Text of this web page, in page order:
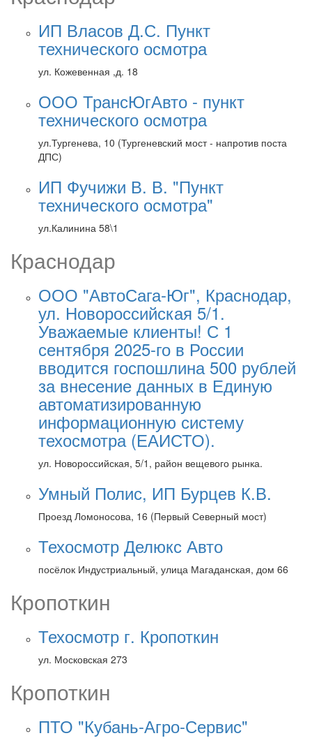
ИП Власов Д.С. Пункт
технического осмотра
ул. Кожевенная ,д. 18
ООО ТрансЮгАвто - пункт
технического осмотра
ул.Тургенева, 10 (Тургеневский мост - напротив поста
ДПС)
ИП Фучижи В. В. "Пункт
технического осмотра"
ул.Калинина 58\1
Краснодар
ООО "АвтоСага-Юг", Краснодар,
ул. Новороссийская 5/1.
Уважаемые клиенты! С 1
сентября 2025-го в России
вводится госпошлина 500 рублей
за внесение данных в Единую
автоматизированную
информационную систему
техосмотра (ЕАИСТО).
ул. Новороссийская, 5/1, район вещевого рынка.
Умный Полис, ИП Бурцев К.В.
Проезд Ломоносова, 16 (Первый Северный мост)
Техосмотр Делюкс Авто
посёлок Индустриальный, улица Магаданская, дом 66
Кропоткин
Техосмотр г. Кропоткин
ул. Московская 273
Кропоткин
ПТО "Кубань-Агро-Сервис"